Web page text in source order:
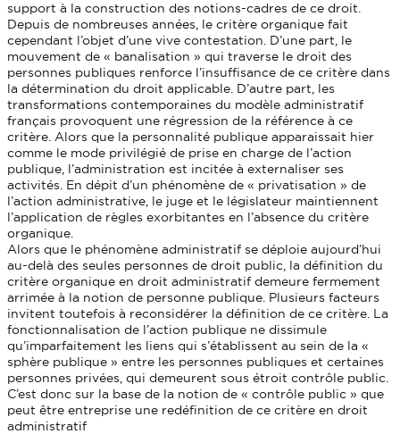
support à la construction des notions-cadres de ce droit.
Depuis de nombreuses années, le critère organique fait
cependant l’objet d’une vive contestation. D’une part, le
mouvement de « banalisation » qui traverse le droit des
personnes publiques renforce l’insuffisance de ce critère dans
la détermination du droit applicable. D’autre part, les
transformations contemporaines du modèle administratif
français provoquent une régression de la référence à ce
critère. Alors que la personnalité publique apparaissait hier
comme le mode privilégié de prise en charge de l’action
publique, l’administration est incitée à externaliser ses
activités. En dépit d’un phénomène de « privatisation » de
l’action administrative, le juge et le législateur maintiennent
l’application de règles exorbitantes en l’absence du critère
organique.
Alors que le phénomène administratif se déploie aujourd’hui
au-delà des seules personnes de droit public, la définition du
critère organique en droit administratif demeure fermement
arrimée à la notion de personne publique. Plusieurs facteurs
invitent toutefois à reconsidérer la définition de ce critère. La
fonctionnalisation de l’action publique ne dissimule
qu’imparfaitement les liens qui s’établissent au sein de la «
sphère publique » entre les personnes publiques et certaines
personnes privées, qui demeurent sous étroit contrôle public.
C’est donc sur la base de la notion de « contrôle public » que
peut être entreprise une redéfinition de ce critère en droit
administratif